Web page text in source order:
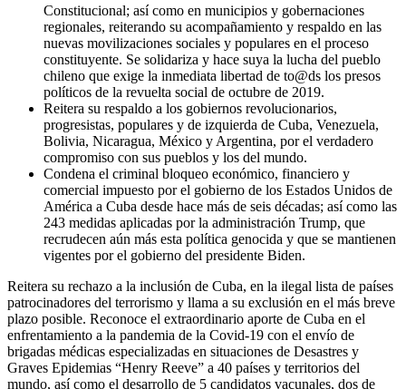
Constitucional; así como en municipios y gobernaciones
regionales, reiterando su acompañamiento y respaldo en las
nuevas movilizaciones sociales y populares en el proceso
constituyente. Se solidariza y hace suya la lucha del pueblo
chileno que exige la inmediata libertad de to@ds los presos
políticos de la revuelta social de octubre de 2019.
Reitera su respaldo a los gobiernos revolucionarios,
progresistas, populares y de izquierda de Cuba, Venezuela,
Bolivia, Nicaragua, México y Argentina, por el verdadero
compromiso con sus pueblos y los del mundo.
Condena el criminal bloqueo económico, financiero y
comercial impuesto por el gobierno de los Estados Unidos de
América a Cuba desde hace más de seis décadas; así como las
243 medidas aplicadas por la administración Trump, que
recrudecen aún más esta política genocida y que se mantienen
vigentes por el gobierno del presidente Biden.
Reitera su rechazo a la inclusión de Cuba, en la ilegal lista de países
patrocinadores del terrorismo y llama a su exclusión en el más breve
plazo posible. Reconoce el extraordinario aporte de Cuba en el
enfrentamiento a la pandemia de la Covid-19 con el envío de
brigadas médicas especializadas en situaciones de Desastres y
Graves Epidemias “Henry Reeve” a 40 países y territorios del
mundo, así como el desarrollo de 5 candidatos vacunales, dos de